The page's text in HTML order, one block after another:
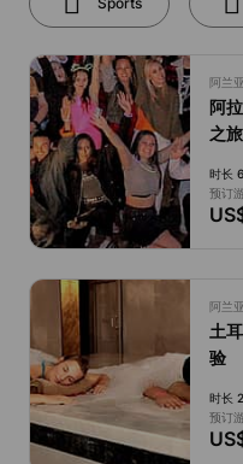
阿兰
阿
之
时长
预订
阿兰
土
验
时长
预订